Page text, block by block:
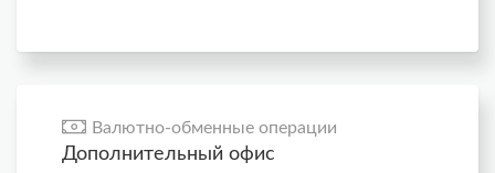
Валютно-обменные операции
Дополнительный офис